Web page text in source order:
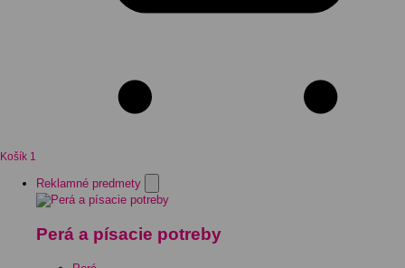
Košík 1
Reklamné predmety
Perá a písacie potreby